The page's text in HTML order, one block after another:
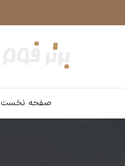
صفحه نخست